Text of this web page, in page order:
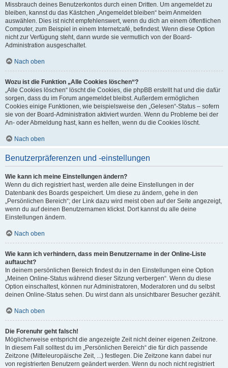
Missbrauch deines Benutzerkontos durch einen Dritten. Um angemeldet zu
bleiben, kannst du das Kästchen „Angemeldet bleiben“ beim Anmelden
auswählen. Dies ist nicht empfehlenswert, wenn du dich an einem öffentlichen
Computer, zum Beispiel in einem Internetcafé, befindest. Wenn diese Option
nicht zur Verfügung steht, dann wurde sie vermutlich von der Board-
Administration ausgeschaltet.
Nach oben
Wozu ist die Funktion „Alle Cookies löschen“?
„Alle Cookies löschen“ löscht die Cookies, die phpBB erstellt hat und die dafür
sorgen, dass du im Forum angemeldet bleibst. Außerdem ermöglichen
Cookies einige Funktionen, wie beispielsweise den „Gelesen“-Status – sofern
sie von der Board-Administration aktiviert wurden. Wenn du Probleme bei der
An- oder Abmeldung hast, kann es helfen, wenn du die Cookies löscht.
Nach oben
Benutzerpräferenzen und -einstellungen
Wie kann ich meine Einstellungen ändern?
Wenn du dich registriert hast, werden alle deine Einstellungen in der
Datenbank des Boards gespeichert. Um diese zu ändern, gehe in den
„Persönlichen Bereich“; der Link dazu wird meist oben auf der Seite angezeigt,
wenn du auf deinen Benutzernamen klickst. Dort kannst du alle deine
Einstellungen ändern.
Nach oben
Wie kann ich verhindern, dass mein Benutzername in der Online-Liste
auftaucht?
In deinem persönlichen Bereich findest du in den Einstellungen eine Option
„Meinen Online-Status während dieser Sitzung verbergen“. Wenn du diese
Option einschaltest, können nur Administratoren, Moderatoren und du selbst
deinen Online-Status sehen. Du wirst dann als unsichtbarer Besucher gezählt.
Nach oben
Die Forenuhr geht falsch!
Möglicherweise entspricht die angezeigte Zeit nicht deiner eigenen Zeitzone.
In diesem Fall solltest du im „Persönlichen Bereich“ die für dich passende
Zeitzone (Mitteleuropäische Zeit, ...) festlegen. Die Zeitzone kann dabei nur
von registrierten Benutzern geändert werden. Wenn du noch nicht registriert